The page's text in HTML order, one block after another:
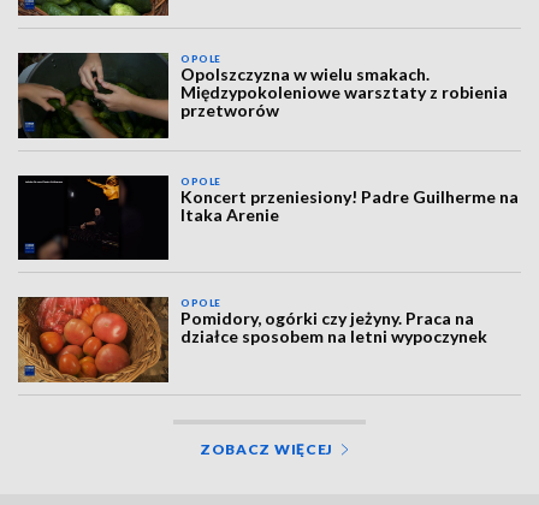
OPOLE
Opolszczyzna w wielu smakach.
Międzypokoleniowe warsztaty z robienia
przetworów
OPOLE
Koncert przeniesiony! Padre Guilherme na
Itaka Arenie
OPOLE
Pomidory, ogórki czy jeżyny. Praca na
działce sposobem na letni wypoczynek
ZOBACZ WIĘCEJ